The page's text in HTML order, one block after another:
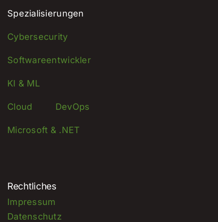
Spezialisierungen
Cybersecurity
Softwareentwickler
KI & ML
Cloud DevOps
Microsoft & .NET
Rechtliches
Impressum
Datenschutz